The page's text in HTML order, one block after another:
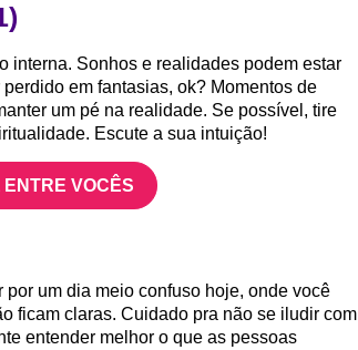
interna. Sonhos e realidades podem estar
em fantasias, ok? Momentos de
um pé na realidade. Se possível, tire
Escute a sua intuição!
VOCÊS
um dia meio confuso hoje, onde você
ficam claras. Cuidado pra não se iludir com
entender melhor o que as pessoas